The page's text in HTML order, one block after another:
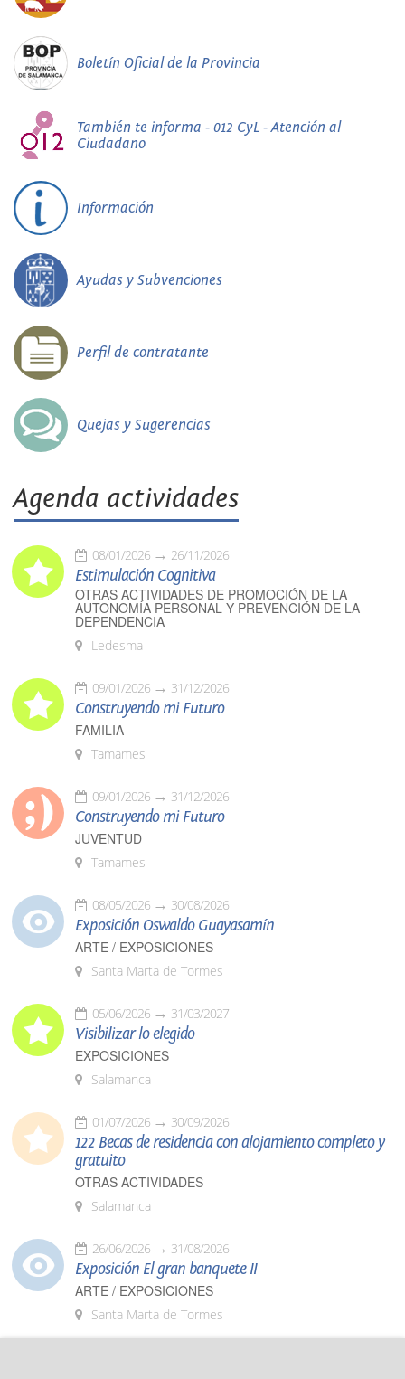
Boletín Oficial de la Provincia
También te informa - 012 CyL - Atención al
Ciudadano
Información
Ayudas y Subvenciones
Perfil de contratante
Quejas y Sugerencias
Agenda actividades
08/01/2026 26/11/2026
Estimulación Cognitiva
OTRAS ACTIVIDADES DE PROMOCIÓN DE LA
AUTONOMÍA PERSONAL Y PREVENCIÓN DE LA
DEPENDENCIA
Ledesma
09/01/2026 31/12/2026
Construyendo mi Futuro
FAMILIA
Tamames
09/01/2026 31/12/2026
Construyendo mi Futuro
JUVENTUD
Tamames
08/05/2026 30/08/2026
Exposición Oswaldo Guayasamín
ARTE / EXPOSICIONES
Santa Marta de Tormes
05/06/2026 31/03/2027
Visibilizar lo elegido
EXPOSICIONES
Salamanca
01/07/2026 30/09/2026
122 Becas de residencia con alojamiento completo y
gratuito
OTRAS ACTIVIDADES
Salamanca
26/06/2026 31/08/2026
Exposición El gran banquete II
ARTE / EXPOSICIONES
Santa Marta de Tormes